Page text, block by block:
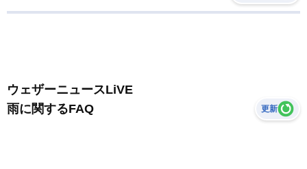
ウェザーニュースLiVE
雨に関するFAQ
更新